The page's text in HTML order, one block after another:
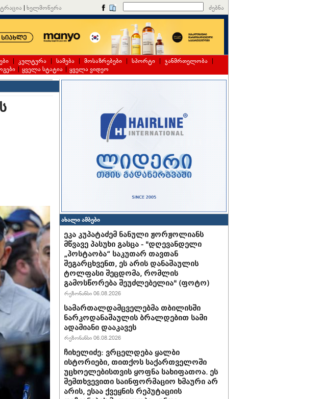
| ხელმოწერა ძებნა
| კულტურა | სამება | მოსაზრებები | სპორტი | ჯანმრთელობა |
| ყველა სტატია | ყველა ვიდეო
ახალი ამბები
ეკა კუპატაძემ ნანული ჟორჟოლიანს
მწვავე პასუხი გასცა - "დღევანდელი
„პოსტაობა“ საკუთარ თავთან
შეგარცხვენთ, ეს არის დანაშაულის
ტოლფასი შეცდომა, რომლის
გამოსწორება შეუძლებელია" (ფოტო)
რეზონანსი 06.08.2026
სამართალდამცველებმა თბილისში
ნარკოდანაშაულის ბრალდებით სამი
ადამიანი დააკავეს
რეზონანსი 06.08.2026
ჩიხელიძე: ვრცელდება ყალბი
ისტორიები, თითქოს საქართველოში
უცხოელებისთვის ყოფნა სახიფათოა. ეს
შემთხვევითი საინფორმაციო ხმაური არ
არის, ესაა ქვეყნის რეპუტაციის